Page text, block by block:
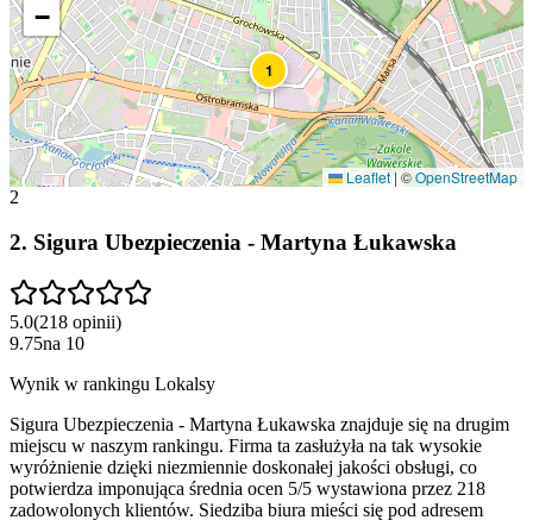
1
−
Leaflet|©OpenStreetMap
2
2. Sigura Ubezpieczenia - Martyna Łukawska
5.0(218 opinii)
9.75na 10
Wynik w rankingu Lokalsy
Sigura Ubezpieczenia - Martyna Łukawska znajduje się na drugim
miejscu w naszym rankingu. Firma ta zasłużyła na tak wysokie
wyróżnienie dzięki niezmiennie doskonałej jakości obsługi, co
potwierdza imponująca średnia ocen 5/5 wystawiona przez 218
zadowolonych klientów. Siedziba biura mieści się pod adresem